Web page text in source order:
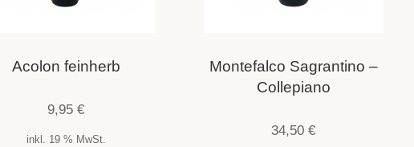
Acolon feinherb
9,95€
inkl. 19 % MwSt.
Montefalco Sagrantino –
Collepiano
34,50€